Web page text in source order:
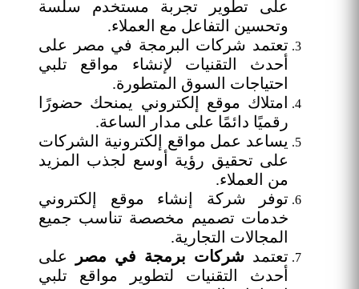
على تطوير تجربة مستخدم سلسة
وتحسين التفاعل مع العملاء.
تعتمد شركات البرمجة في مصر على
أحدث التقنيات لإنشاء مواقع تلبي
احتياجات السوق المتطورة.
امتلاك موقع إلكتروني يمنحك حضورًا
رقميًا دائمًا على مدار الساعة.
يساعد عمل مواقع إلكترونية الشركات
على تحقيق رؤية أوسع لجذب المزيد
من العملاء.
توفر شركة إنشاء موقع إلكتروني
خدمات تصميم مخصصة تناسب جميع
المجالات التجارية.
تعتمد شركات برمجة في مصر
على
أحدث التقنيات لتطوير مواقع تلبي